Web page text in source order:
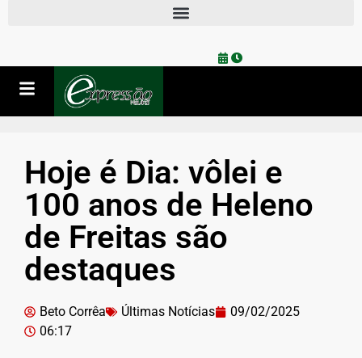
Hoje é Dia: vôlei e
100 anos de Heleno
de Freitas são
destaques
Beto Corrêa Últimas Notícias
09/02/2025
06:17